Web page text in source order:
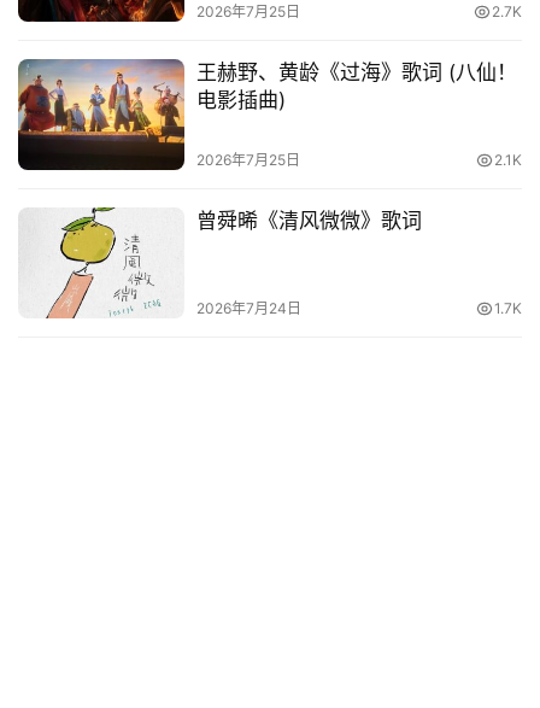
2026年7月25日 2.7K
王赫野、黄龄《过海》歌词 (八仙！
电影插曲)
2026年7月25日 2.1K
曾舜晞《清风微微》歌词
2026年7月24日 1.7K